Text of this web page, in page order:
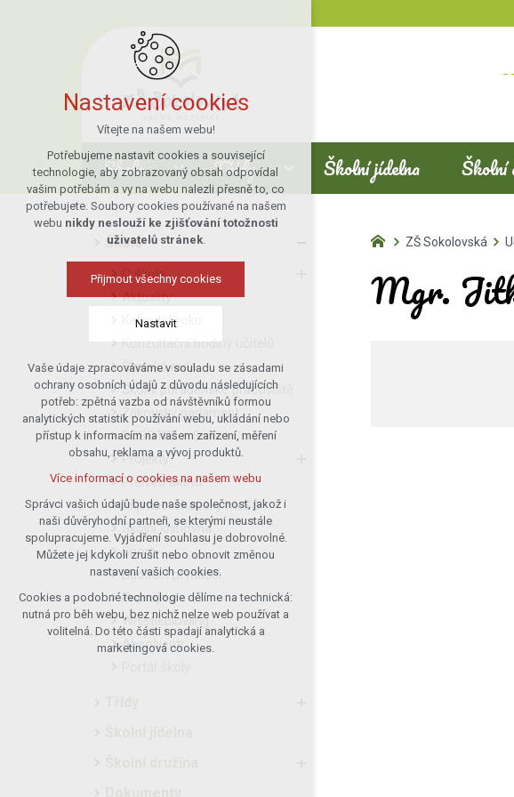
Škola Třídy Školní jídelna Školní
Škola
O škole
Aktuality
Kalendář roku
Konzultační hodiny učitelů
Školská rada
Školní poradenské pracoviště
Žákovský parlament
ROBOTEL – Smart Class
Projekty
Přehled aktivit
Přijímací zkoušky na SŠ
Školní knihovna
Sport
Budoucí prvňáčci
Pronájmy
Whistleblowing
Absolventi
ZŠ Sokolovská
Mgr.
Nastavení cookies
Vítejte na našem webu!
Potřebujeme nastavit cookies a související
technologie, aby zobrazovaný obsah odpovídal
vašim potřebám a vy na webu nalezli přesně to, co
potřebujete. Soubory cookies používané na našem
webu nikdy neslouží ke zjišťování totožnosti
uživatelů stránek.
Přijmout všechny cookies
Nastavit
Technická cookies
nutná pro provozování webu
udržení kontextu stránek (session):
případná přihlášení, volby jazyka, apod.
Volitelná cookies
analytická pro anonymizované
vyhodnocení návštěvnosti
marketingová cookies (Google)
Více informací o cookies na našem webu
Přijmout všechny cookies
Odmítnout vše
Vaše údaje zpracováváme v souladu se zásadami
ochrany osobních údajů z důvodu následujících
potřeb: zpětná vazba od návštěvníků formou
analytických statistik používání webu, ukládání nebo
přístup k informacím na vašem zařízení, měření
obsahu, reklama a vývoj produktů.
Více informací o cookies na našem webu
Správci vašich údajů bude naše společnost, jakož i
naši důvěryhodní partneři, se kterými neustále
spolupracujeme. Vyjádření souhlasu je dobrovolné.
Můžete jej kdykoli zrušit nebo obnovit změnou
nastavení vašich cookies.
Cookies a podobné technologie dělíme na technická:
nutná pro běh webu, bez nichž nelze web používat a
volitelná. Do této části spadají analytická a
marketingová cookies.